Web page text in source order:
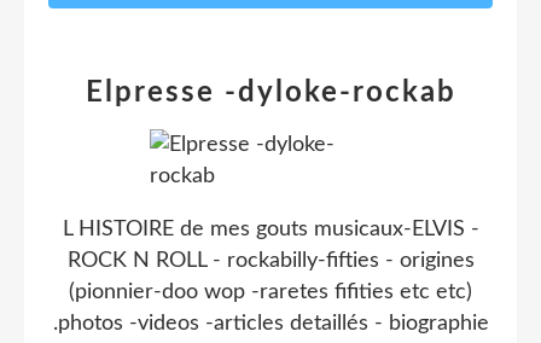
Elpresse -dyloke-rockab
L HISTOIRE de mes gouts musicaux-ELVIS -
ROCK N ROLL - rockabilly-fifties - origines
(pionnier-doo wop -raretes fifities etc etc)
.photos -videos -articles detaillés - biographie